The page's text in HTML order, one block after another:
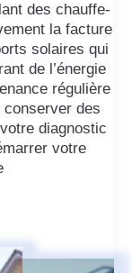
des chauffe-
la facture
solaires qui
de l’énergie
régulière
des
diagnostic
votre